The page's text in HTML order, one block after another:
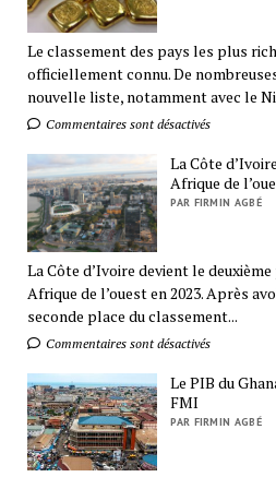
Le classement des pays les plus
officiellement connu. De
nouvelle liste, notamment avec le
Commentaires sont désactivés
La Côte
Afrique de
PAR FIRMIN AGBÉ
La Côte d’Ivoire devient le
Afrique de l’ouest en 2023. Après
seconde place du classement...
Commentaires sont désactivés
Le PIB du
FMI
PAR FIRMIN AGBÉ